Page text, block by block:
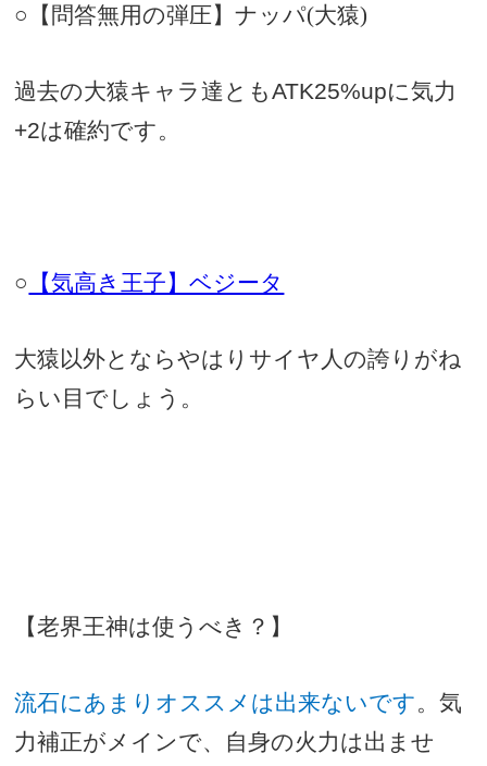
○【問答無用の弾圧】ナッパ(大猿)
過去の大猿キャラ達ともATK25%upに気力
+2は確約です。
○ 【気高き王子】ベジータ
大猿以外とならやはりサイヤ人の誇りがね
らい目でしょう。
【老界王神は使うべき？】
流石にあまりオススメは出来ないです。気
力補正がメインで、自身の火力は出ませ